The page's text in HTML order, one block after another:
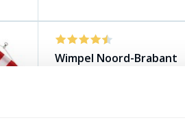
Wimpel Noord-Brabant